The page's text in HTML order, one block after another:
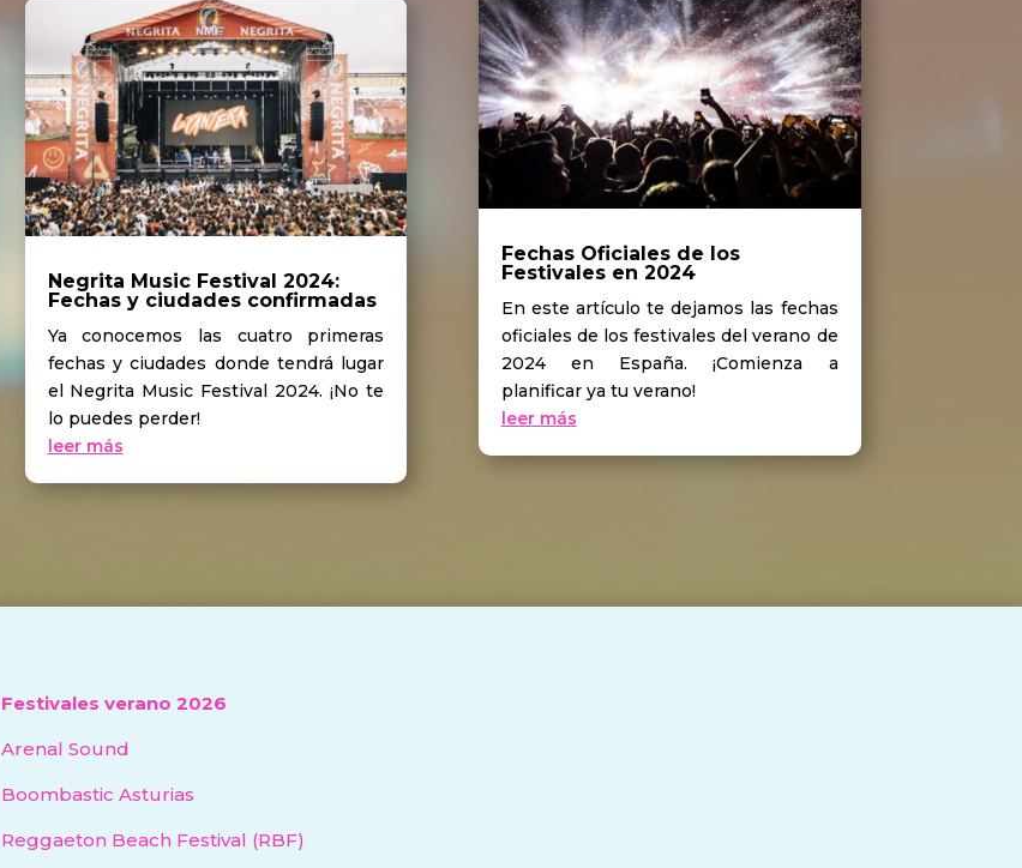
Negrita Music Festival 2024:
Fechas y ciudades confirmadas
Ya conocemos las cuatro primeras
fechas y ciudades donde tendrá lugar
el Negrita Music Festival 2024. ¡No te
lo puedes perder!
leer más
Fechas Oficiales de los
Festivales en 2024
En este artículo te dejamos las fechas
oficiales de los festivales del verano de
2024 en España. ¡Comienza a
planificar ya tu verano!
leer más
Festivales verano 2026
Arenal Sound
Boombastic Asturias
Reggaeton Beach Festival (RBF)